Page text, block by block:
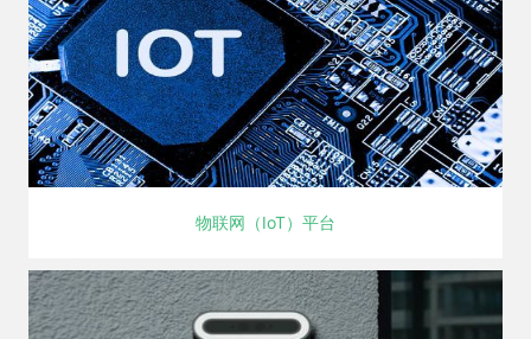
物联网（IoT）平台